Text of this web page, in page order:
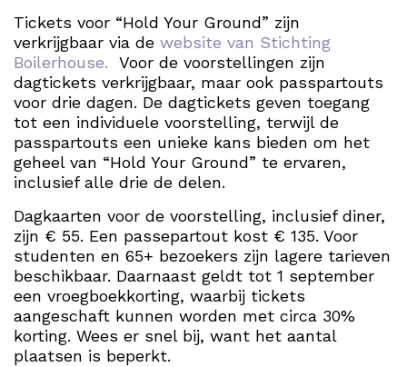
Tickets voor “Hold Your Ground” zijn
verkrijgbaar via de website van Stichting
Boilerhouse. Voor de voorstellingen zijn
dagtickets verkrijgbaar, maar ook passpartouts
voor drie dagen. De dagtickets geven toegang
tot een individuele voorstelling, terwijl de
passpartouts een unieke kans bieden om het
geheel van “Hold Your Ground” te ervaren,
inclusief alle drie de delen.
Dagkaarten voor de voorstelling, inclusief diner,
zijn € 55. Een passepartout kost € 135. Voor
studenten en 65+ bezoekers zijn lagere tarieven
beschikbaar. Daarnaast geldt tot 1 september
een vroegboekkorting, waarbij tickets
aangeschaft kunnen worden met circa 30%
korting. Wees er snel bij, want het aantal
plaatsen is beperkt.